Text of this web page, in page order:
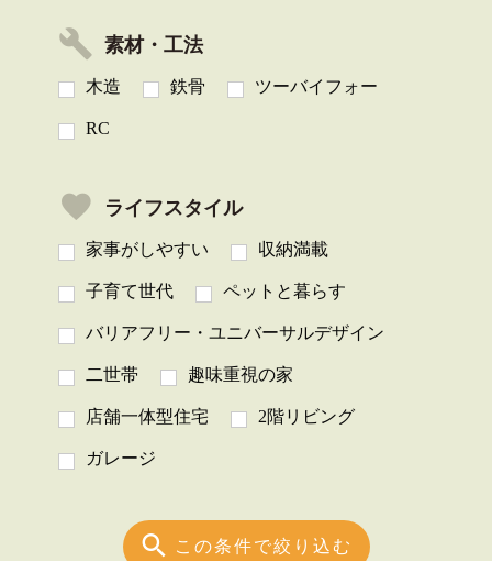
素材・工法
木造 鉄骨 ツーバイフォー
RC
ライフスタイル
家事がしやすい 収納満載
子育て世代 ペットと暮らす
バリアフリー・ユニバーサルデザイン
二世帯 趣味重視の家
店舗一体型住宅 2階リビング
ガレージ
この条件で絞り込む